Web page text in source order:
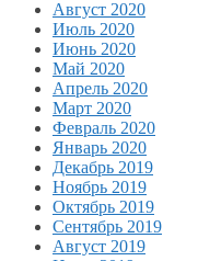
Август 2020
Июль 2020
Июнь 2020
Май 2020
Апрель 2020
Март 2020
Февраль 2020
Январь 2020
Декабрь 2019
Ноябрь 2019
Октябрь 2019
Сентябрь 2019
Август 2019